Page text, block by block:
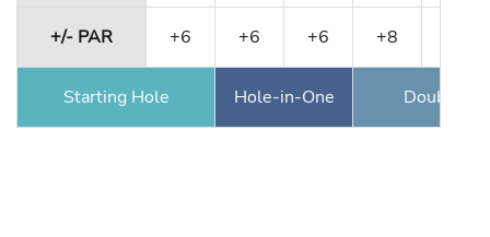
+/- PAR +6 +6 +6 +8
Starting Hole Hole-in-One Double